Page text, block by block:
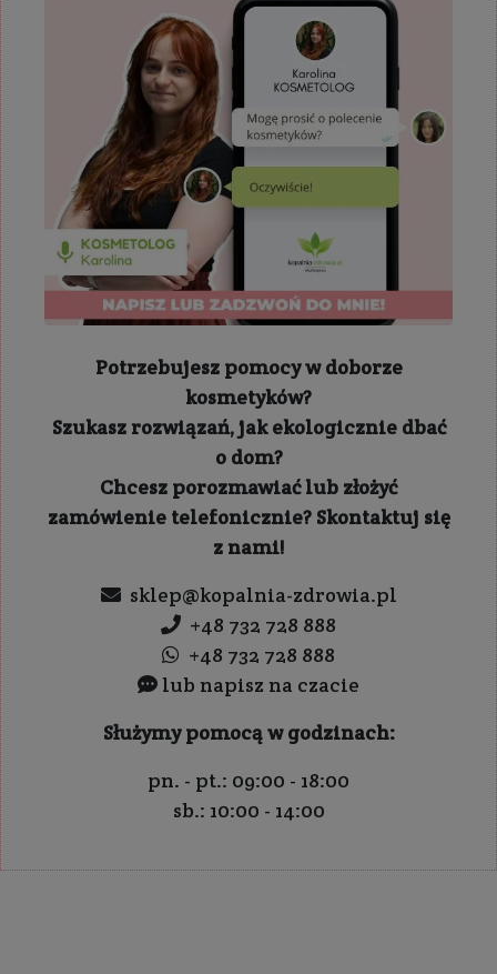
Potrzebujesz pomocy w doborze
kosmetyków?
Szukasz rozwiązań, jak ekologicznie dbać
o dom?
Chcesz porozmawiać lub złożyć
zamówienie telefonicznie? Skontaktuj się
z nami!
sklep@kopalnia-zdrowia.pl
+48 732 728 888
+48 732 728 888
lub napisz na czacie
Służymy pomocą w godzinach:
pn. - pt.: 09:00 - 18:00
sb.: 10:00 - 14:00